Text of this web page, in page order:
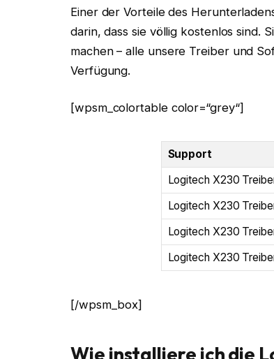
Einer der Vorteile des
darin, dass sie völlig kostenlos sind.
machen – alle unsere Treiber und
Verfügung.
[wpsm_colortable color=“grey“]
Support
Logitech X230
Logitech X230
Logitech X230
Logitech X230
[/wpsm_box]
Wie installiere ich die